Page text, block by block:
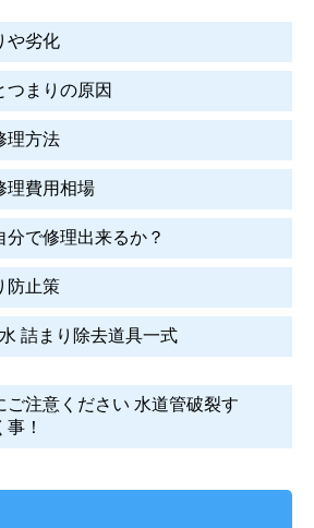
や劣化
つまりの原因
理方法
理費用相場
分で修理出来るか？
防止策
詰まり除去道具一式
ご注意ください 水道管破裂す
！